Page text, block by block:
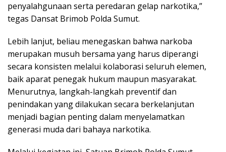
penyalahgunaan serta peredaran gelap narkotika,”
tegas Dansat Brimob Polda Sumut.
Lebih lanjut, beliau menegaskan bahwa narkoba
merupakan musuh bersama yang harus diperangi
secara konsisten melalui kolaborasi seluruh elemen,
baik aparat penegak hukum maupun masyarakat.
Menurutnya, langkah-langkah preventif dan
penindakan yang dilakukan secara berkelanjutan
menjadi bagian penting dalam menyelamatkan
generasi muda dari bahaya narkotika.